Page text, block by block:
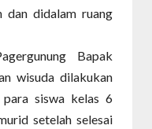
dan didalam ruang
Bapak
wisuda dilakukan
para siswa kelas 6
setelah selesai